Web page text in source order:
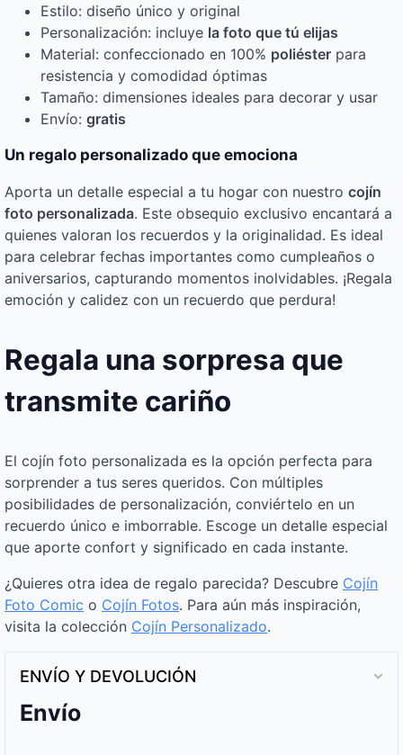
Estilo: diseño único y original
Personalización: incluye la foto que tú elijas
Material: confeccionado en 100% poliéster para
resistencia y comodidad óptimas
Tamaño: dimensiones ideales para decorar y usar
Envío: gratis
Un regalo personalizado que emociona
Aporta un detalle especial a tu hogar con nuestro cojín
foto personalizada. Este obsequio exclusivo encantará a
quienes valoran los recuerdos y la originalidad. Es ideal
para celebrar fechas importantes como cumpleaños o
aniversarios, capturando momentos inolvidables. ¡Regala
emoción y calidez con un recuerdo que perdura!
Regala una sorpresa que
transmite cariño
El cojín foto personalizada es la opción perfecta para
sorprender a tus seres queridos. Con múltiples
posibilidades de personalización, conviértelo en un
recuerdo único e imborrable. Escoge un detalle especial
que aporte confort y significado en cada instante.
¿Quieres otra idea de regalo parecida? Descubre Cojín
Foto Comic o Cojín Fotos. Para aún más inspiración,
visita la colección Cojín Personalizado.
ENVÍO Y DEVOLUCIÓN
Envío